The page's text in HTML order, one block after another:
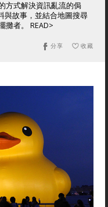
方式解決資訊亂流的侷
與故事，並結合地圖搜尋
攤者。 READ>
收藏
分享